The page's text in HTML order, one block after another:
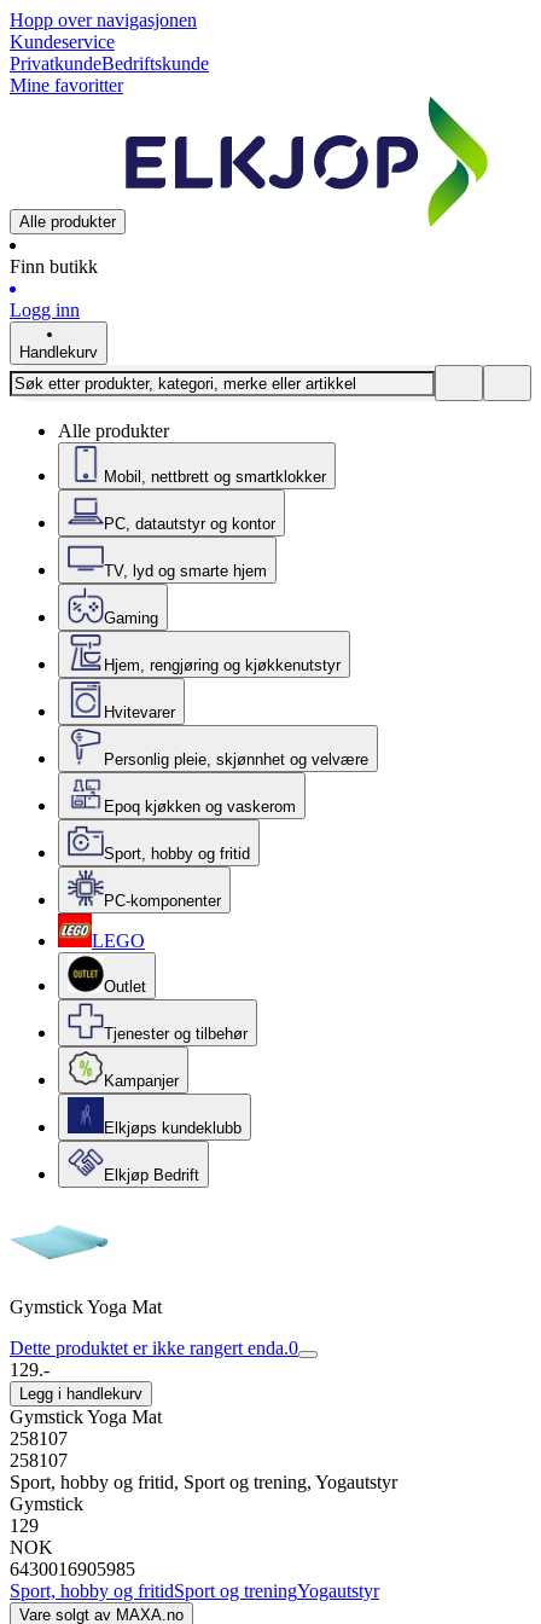
Hopp over navigasjonen
Kundeservice
PrivatkundeBedriftskunde
Mine favoritter
Alle produkter
Finn butikk
Logg inn
Handlekurv
Alle produkter
Mobil, nettbrett og smartklokker
PC, datautstyr og kontor
TV, lyd og smarte hjem
Gaming
Hjem, rengjøring og kjøkkenutstyr
Hvitevarer
Personlig pleie, skjønnhet og velvære
Epoq kjøkken og vaskerom
Sport, hobby og fritid
PC-komponenter
LEGO
Outlet
Tjenester og tilbehør
Kampanjer
Elkjøps kundeklubb
Elkjøp Bedrift
Gymstick Yoga Mat
Dette produktet er ikke rangert enda.0
129.-
Legg i handlekurv
Gymstick Yoga Mat
258107
258107
Sport, hobby og fritid, Sport og trening, Yogautstyr
Gymstick
129
NOK
6430016905985
Sport, hobby og fritidSport og treningYogautstyr
Vare solgt av MAXA.no